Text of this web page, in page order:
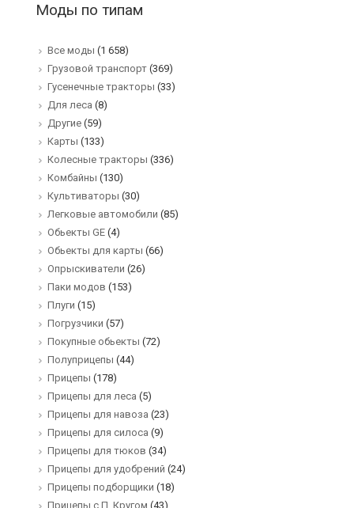
Моды по типам
Все моды (1 658)
Грузовой транспорт (369)
Гусенечные тракторы (33)
Для леса (8)
Другие (59)
Карты (133)
Колесные тракторы (336)
Комбайны (130)
Культиваторы (30)
Легковые автомобили (85)
Обьекты GE (4)
Обьекты для карты (66)
Опрыскиватели (26)
Паки модов (153)
Плуги (15)
Погрузчики (57)
Покупные обьекты (72)
Полуприцепы (44)
Прицепы (178)
Прицепы для леса (5)
Прицепы для навоза (23)
Прицепы для силоса (9)
Прицепы для тюков (34)
Прицепы для удобрений (24)
Прицепы подборщики (18)
Прицепы с П. Кругом (43)